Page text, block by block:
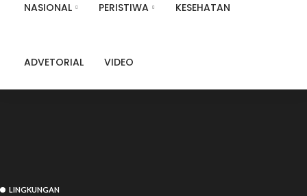
NASIONAL PERISTIWA KESEHATAN
ADVETORIAL VIDEO
LINGKUNGAN